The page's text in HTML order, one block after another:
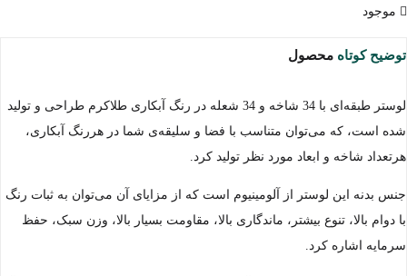
موجود
توضیح کوتاه محصول
لوستر طبقه‌ای با 34 شاخه و 34 شعله در رنگ آبکاری طلاکرم طراحی و تولید
شده است، که می‌توان متناسب با فضا و سلیقه‌ی شما در هررنگ آبکاری،
هرتعداد شاخه و ابعاد مورد نظر تولید کرد.
جنس بدنه این لوستر از آلومینیوم است که از مزایای آن می‌توان به ثبات رنگ
با دوام بالا، تنوع بیشتر، ماندگاری بالا، مقاومت بسیار بالا، وزن سبک، حفظ
سرمایه اشاره کرد.